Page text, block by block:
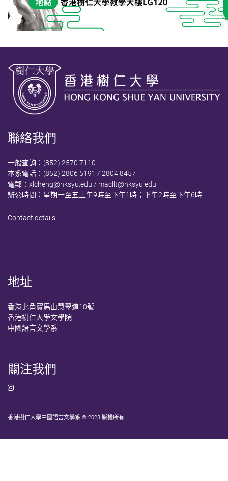
聯絡我們
一般查詢：(852) 2570 7110
本系電話：(852) 2806 5191 / 2804 8457
電郵： xlcheng@hksyu.edu / macllt@hksyu.edu
辦公時間：星期一至五上午9時至下午1時；下午2時至下午6時
Contact details
地址
香港北角寶馬山慧翠道10號
香港樹仁大學文學院
中國語言文學系
關注我們
香港樹仁大學中國語言文學系 © 2023 版權所有